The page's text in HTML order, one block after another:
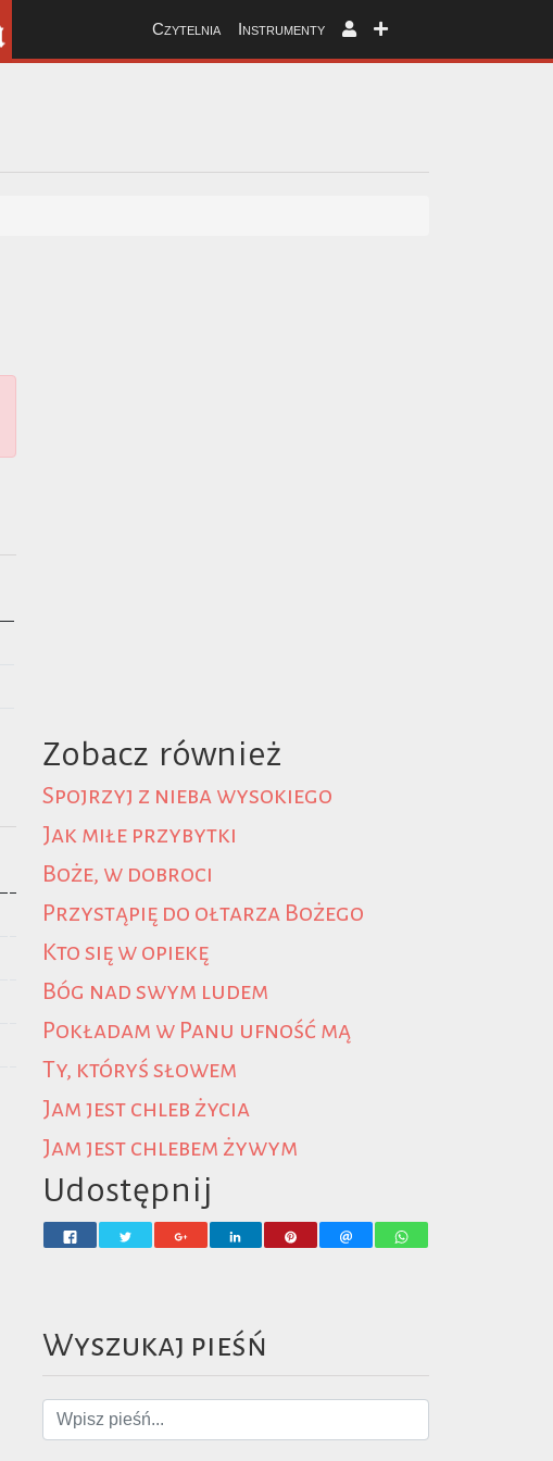
Czytelnia Instrumenty
Format pliku Pobierz
JPG Pobierz
MSCZ Pobierz
JPG Pobierz
Zobacz również
Spojrzyj z nieba wysokiego
Jak miłe przybytki
Boże, w dobroci
Przystąpię do ołtarza Bożego
Kto się w opiekę
Bóg nad swym ludem
Pokładam w Panu ufność mą
Ty, któryś słowem
Jam jest chleb życia
Jam jest chlebem żywym
Udostępnij
Wyszukaj pieśń